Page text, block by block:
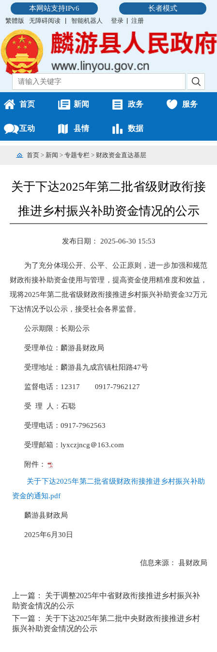
本网站支持IPv6 长者模式
繁體版 无障碍阅读 智能机器人 登录 注册
首页 新闻 政务 服务
互动 县情 数据
首页 > 新闻 > 专题专栏 > 财政资金直达基层
关于下达2025年第二批省级财政衔接
推进乡村振兴补助资金情况的公示
发布日期： 2025-06-30 15:53
为了充分体现公开、公平、公正原则，进一步加强和规范
财政衔接补助资金使用与管理，提高资金使用精准度和效益，
现将2025年第二批省级财政衔接推进乡村振兴补助资金32万元
下达情况予以公示，接受社会各界监督。
公示期限：长期公示
受理单位：麟游县财政局
受理地址：麟游县九成宫镇杜阳路47号
监督电话：12317 0917-7962127
受 理 人：石聪
受理电话：0917-7962563
受理邮箱：lyxczjncg＠163.com
附件：
关于下达2025年第二批省级财政衔接推进乡村振兴补助
资金的通知.pdf
麟游县财政局
2025年6月30日
信息来源： 县财政局
上一篇： 关于调整2025年中省财政衔接推进乡村振兴补
助资金情况的公示
下一篇： 关于下达2025年第二批中央财政衔接推进乡村
振兴补助资金情况的公示